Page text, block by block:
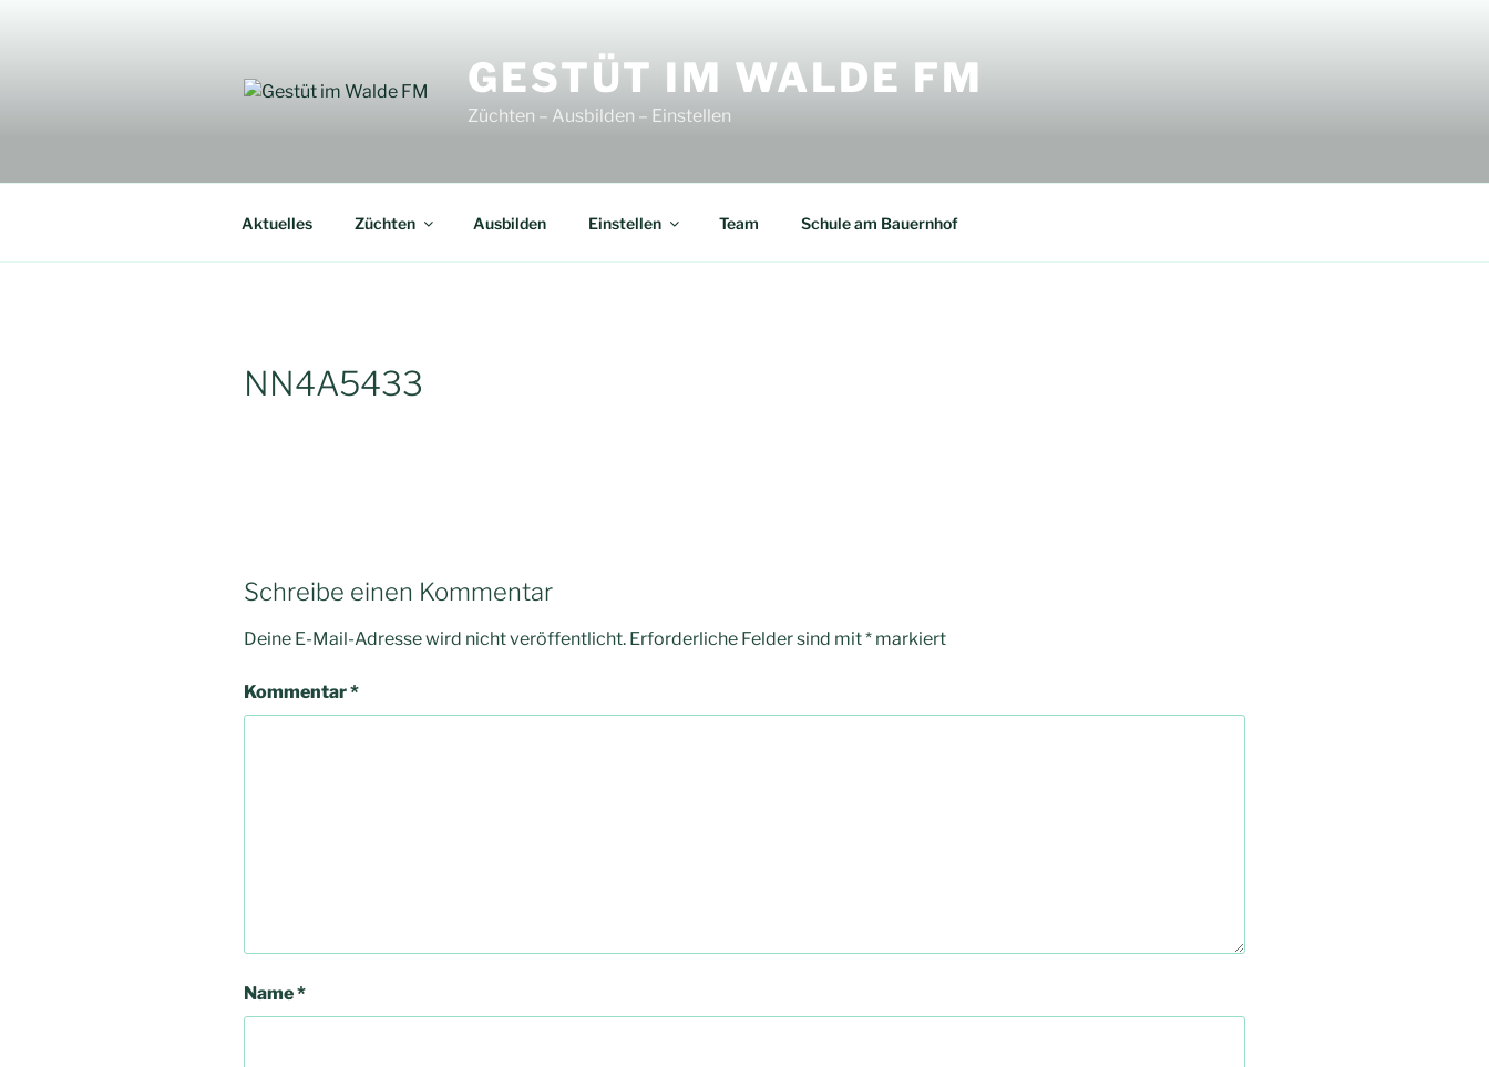
GESTÜT IM WALDE FM
Züchten – Ausbilden – Einstellen
Aktuelles Züchten Ausbilden Einstellen Team Schule am Bauernhof
NN4A5433
Schreibe einen Kommentar
Deine E-Mail-Adresse wird nicht veröffentlicht. Erforderliche Felder sind mit* markiert
Kommentar*
Name*